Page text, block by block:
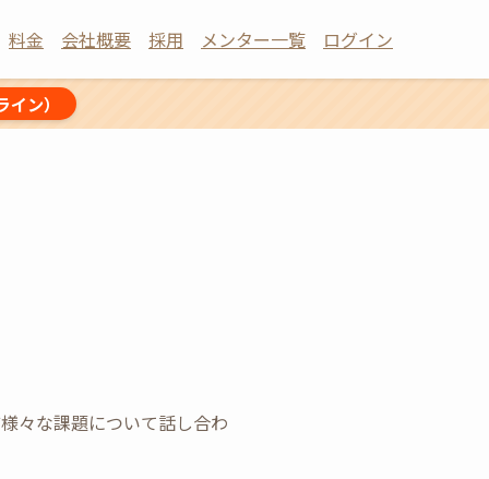
料金 会社概要 採用 メンター一覧 ログイン
ン）
々な課題について話し合わ